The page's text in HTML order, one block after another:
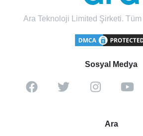
Ara Teknoloji Limited Şirketi. Tüm
Sosyal Medya
Ara